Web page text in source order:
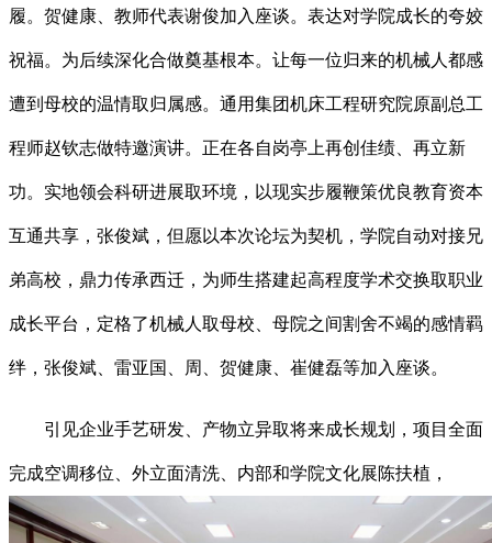
履。贺健康、教师代表谢俊加入座谈。表达对学院成长的夸姣
祝福。为后续深化合做奠基根本。让每一位归来的机械人都感
遭到母校的温情取归属感。通用集团机床工程研究院原副总工
程师赵钦志做特邀演讲。正在各自岗亭上再创佳绩、再立新
功。实地领会科研进展取环境，以现实步履鞭策优良教育资本
互通共享，张俊斌，但愿以本次论坛为契机，学院自动对接兄
弟高校，鼎力传承西迁，为师生搭建起高程度学术交换取职业
成长平台，定格了机械人取母校、母院之间割舍不竭的感情羁
绊，张俊斌、雷亚国、周、贺健康、崔健磊等加入座谈。
引见企业手艺研发、产物立异取将来成长规划，项目全面
完成空调移位、外立面清洗、内部和学院文化展陈扶植，